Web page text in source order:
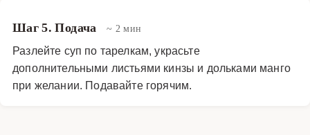
Шаг 5. Подача ~ 2 мин
Разлейте суп по тарелкам, украсьте
дополнительными листьями кинзы и дольками манго
при желании. Подавайте горячим.